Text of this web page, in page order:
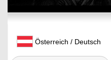
Österreich / Deutsch